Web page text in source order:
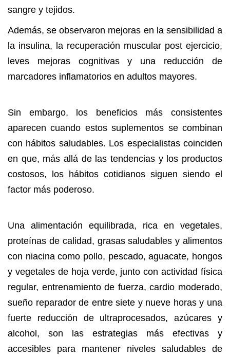
sangre y tejidos.
Además, se observaron mejoras en la sensibilidad a
la insulina, la recuperación muscular post ejercicio,
leves mejoras cognitivas y una reducción de
marcadores inflamatorios en adultos mayores.
Sin embargo, los beneficios más consistentes
aparecen cuando estos suplementos se combinan
con hábitos saludables. Los especialistas coinciden
en que, más allá de las tendencias y los productos
costosos, los hábitos cotidianos siguen siendo el
factor más poderoso.
Una alimentación equilibrada, rica en vegetales,
proteínas de calidad, grasas saludables y alimentos
con niacina como pollo, pescado, aguacate, hongos
y vegetales de hoja verde, junto con actividad física
regular, entrenamiento de fuerza, cardio moderado,
sueño reparador de entre siete y nueve horas y una
fuerte reducción de ultraprocesados, azúcares y
alcohol, son las estrategias más efectivas y
accesibles para mantener niveles saludables de